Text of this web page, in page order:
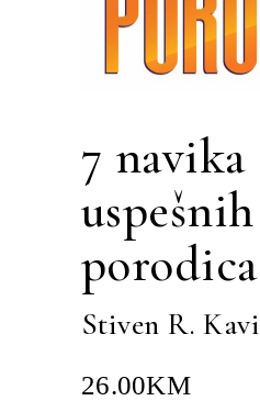
7 navika
uspešnih
porodica
Stiven R. Kavi
26.00KM